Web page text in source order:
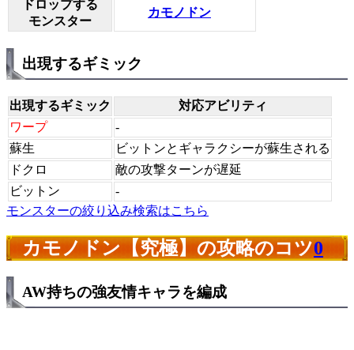
ドロップする
モンスター
カモノドン
出現するギミック
出現するギミック
対応アビリティ
ワープ
-
蘇生
ビットンとギャラクシーが蘇生される
ドクロ
敵の攻撃ターンが遅延
ビットン
-
モンスターの絞り込み検索はこちら
カモノドン【究極】の攻略のコツ0
AW持ちの強友情キャラを編成